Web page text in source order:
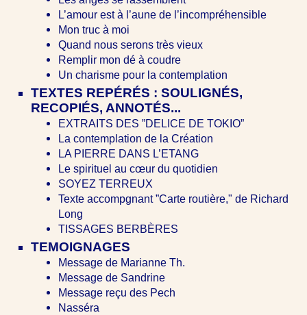
L’amour est à l’aune de l’incompréhensible
Mon truc à moi
Quand nous serons très vieux
Remplir mon dé à coudre
Un charisme pour la contemplation
TEXTES REPÉRÉS : SOULIGNÉS,
RECOPIÉS, ANNOTÉS...
EXTRAITS DES ”DELICE DE TOKIO”
La contemplation de la Création
LA PIERRE DANS L’ETANG
Le spirituel au cœur du quotidien
SOYEZ TERREUX
Texte accompgnant ”Carte routière," de Richard
Long
TISSAGES BERBÈRES
TEMOIGNAGES
Message de Marianne Th.
Message de Sandrine
Message reçu des Pech
Nasséra